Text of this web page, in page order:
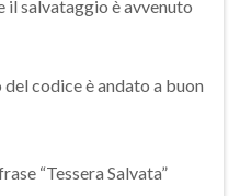
il salvataggio è avvenuto
codice è andato a buon
“Tessera Salvata”